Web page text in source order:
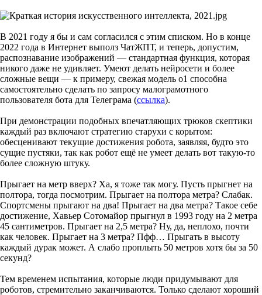
В 2021 году я бы и сам согласился с этим списком. Но в конце
2022 года в Интернет выполз ЧатЖПТ, и теперь, допустим,
распознавание изображений — стандартная функция, которая
никого даже не удивляет. Умеют делать нейросети и более
сложные вещи — к примеру, свежая модель о1 способна
самостоятельно сделать по запросу малограмотного
пользователя бота для Телеграма (ссылка).
При демонстрации подобных впечатляющих трюков скептики
каждый раз включают стратегию старухи с корытом:
обесценивают текущие достижения робота, заявляя, будто это
сущие пустяки, так как робот ещё не умеет делать вот такую-то
более сложную штуку.
Прыгает на метр вверх? Ха, я тоже так могу. Пусть прыгнет на
полтора, тогда посмотрим. Прыгает на полтора метра? Слабак.
Спортсмены прыгают на два! Прыгает на два метра? Такое себе
достижение, Хавьер Сотомайор прыгнул в 1993 году на 2 метра
45 сантиметров. Прыгает на 2,5 метра? Ну, да, неплохо, почти
как человек. Прыгает на 3 метра? Пфф… Прыгать в высоту
каждый дурак может. А слабо проплыть 50 метров хотя бы за 50
секунд?
Тем временем испытания, которые люди придумывают для
роботов, стремительно заканчиваются. Только сделают хороший